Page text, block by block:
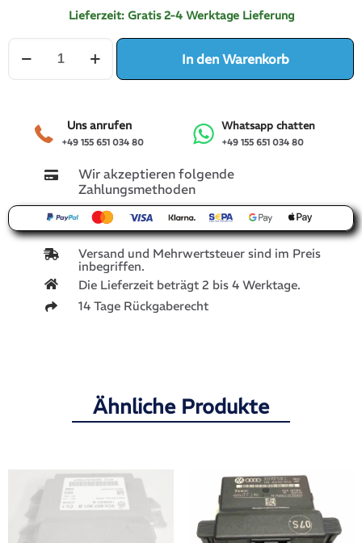
Lieferzeit: Gratis 2-4 Werktage Lieferung
Airbag
Steuergerät
BMW
Menge
In den Warenkorb
+49 155 651 034 80
Uns anrufen
+49 155 651 034 80
Whatsapp chatten
Wir akzeptieren folgende
Zahlungsmethoden
Versand und Mehrwertsteuer sind im Preis
inbegriffen.
Die Lieferzeit beträgt 2 bis 4 Werktage.
14 Tage Rückgaberecht
Ähnliche Produkte